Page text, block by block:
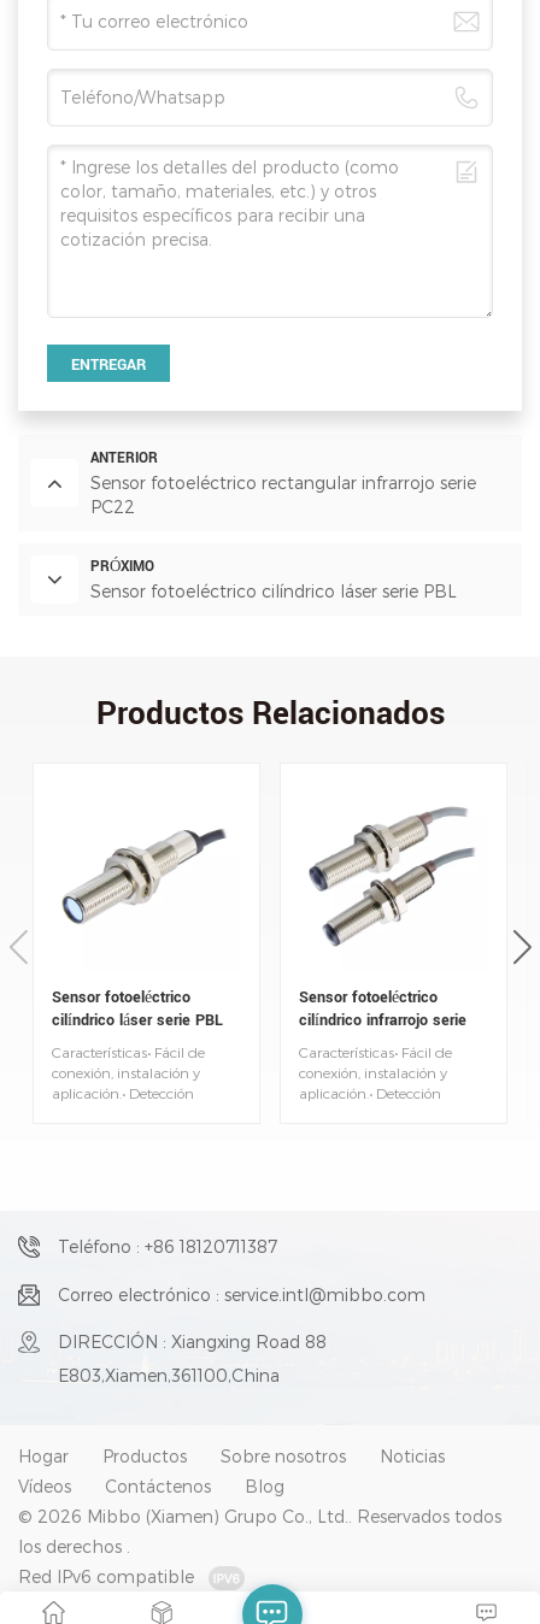
ENTREGAR
ANTERIOR
Sensor fotoeléctrico rectangular infrarrojo serie
PC22
PRÓXIMO
Sensor fotoeléctrico cilíndrico láser serie PBL
Productos Relacionados
Sensor fotoeléctrico
cilíndrico láser serie PBL
Características• Fácil de
conexión, instalación y
aplicación.• Detección
simple vista• Cable flexible •
Grado de protección: IP67
Sensor fotoeléctrico
cilíndrico infrarrojo serie
PBN
Características• Fácil de
conexión, instalación y
aplicación.• Detección
Teléfono : +86 18120711387
Correo electrónico : service.intl@mibbo.com
DIRECCIÓN : Xiangxing Road 88
E803,Xiamen,361100,China
Hogar Productos Sobre nosotros
Noticias
Vídeos
Contáctenos
Blog
© 2026 Mibbo (Xiamen) Grupo Co., Ltd.. Reservados todos
los derechos .
Red IPv6 compatible
Mapa del sitio
XML Blog | política de privacidad